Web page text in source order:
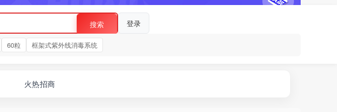
搜索 登录
60粒 框架式紫外线消毒系统
火热招商